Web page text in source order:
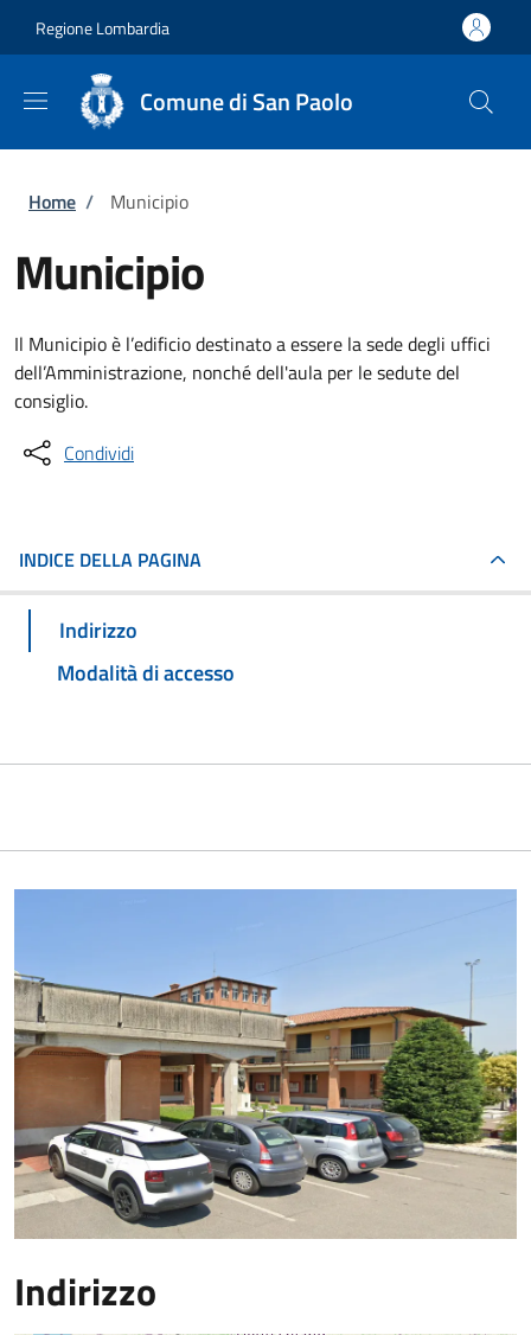
Regione Lombardia
Comune di San Paolo
Briciole di pane
Home / Municipio
Municipio
Il Municipio è l’edificio destinato a essere la sede degli uffici
dell’Amministrazione, nonché dell'aula per le sedute del
consiglio.
Condividi
INDICE DELLA PAGINA
Indirizzo
Modalità di accesso
Indirizzo